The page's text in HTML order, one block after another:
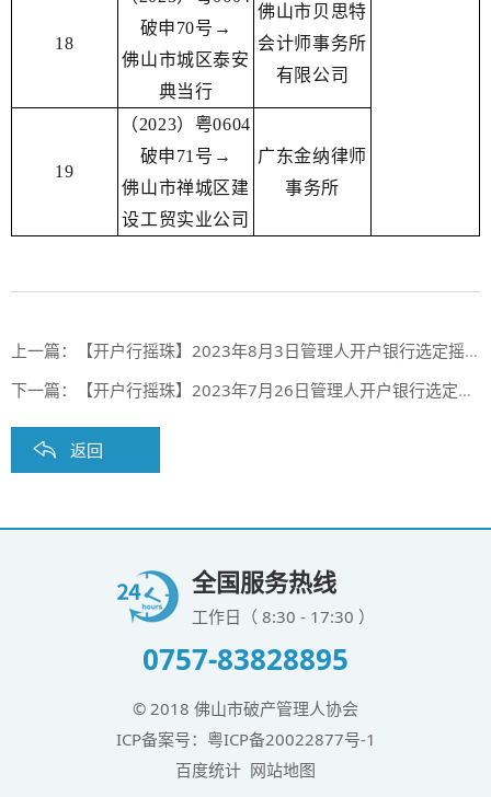
18
破申70号→
佛山市城区泰安
典当行
佛山市贝思特
会计师事务所
有限公司
19
（2023）粤0604
破申71号→
佛山市禅城区建
设工贸实业公司
广东金纳律师
事务所
上一篇：
【开户行摇珠】2023年8月3日管理人开户银行选定摇珠结果（第五十五期）
下一篇：
【开户行摇珠】2023年7月26日管理人开户银行选定摇珠结果（第五十四期）
返回
全国服务热线
工作日（ 8:30 - 17:30 ）
0757-83828895
© 2018 佛山市破产管理人协会
ICP备案号： 粤ICP备20022877号-1
百度统计 网站地图